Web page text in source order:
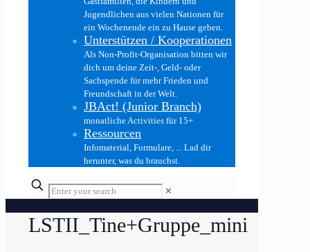
Jugendlichen aus vielen Nationen für
ein Wochenende ein zu Hause geben.
Unterstützen / Kooperationen
Als Non-Profit-Organisation bitten wir
dich um deine Zeit-, Geld- oder
Sachspende für mehr Frieden und
Freundschaft in der Welt.
JBAct! (Junior Branch)
monatliche Activities für 15+
Ressourcen
Infomaterial, Formulare, ... Lad dir
herunter, was du brauchst.
✕
LSTII_Tine+Gruppe_mini